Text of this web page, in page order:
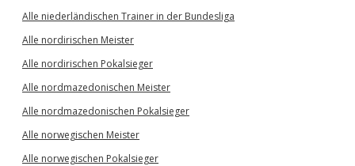
Alle niederländischen Trainer in der Bundesliga
Alle nordirischen Meister
Alle nordirischen Pokalsieger
Alle nordmazedonischen Meister
Alle nordmazedonischen Pokalsieger
Alle norwegischen Meister
Alle norwegischen Pokalsieger